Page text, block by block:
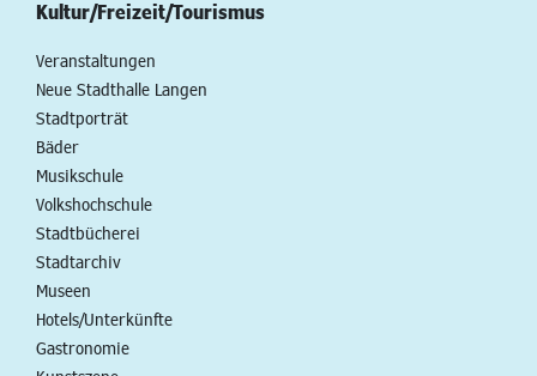
Kultur/Freizeit/Tourismus
Veranstaltungen
Neue Stadthalle Langen
Stadtporträt
Bäder
Musikschule
Volkshochschule
Stadtbücherei
Stadtarchiv
Museen
Hotels/Unterkünfte
Gastronomie